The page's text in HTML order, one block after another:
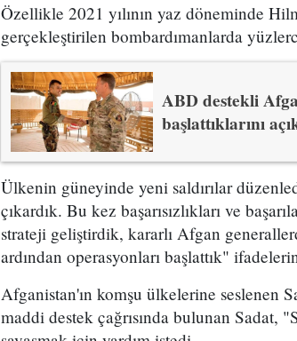
Özellikle 2021 yılının yaz döneminde
gerçekleştirilen bombardımanlarda
ABD destekli
başlattıklarını
Ülkenin güneyinde yeni saldırılar
çıkardık. Bu kez başarısızlıkları ve
strateji geliştirdik, kararlı Afgan
ardından operasyonları başlattık"
Afganistan'ın komşu ülkelerine
maddi destek çağrısında bulunan Sadat,